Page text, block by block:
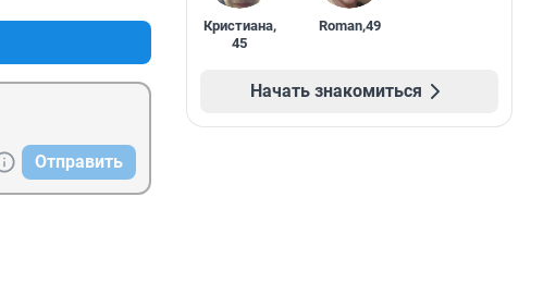
Отправить
Кристиана,
45
Roman,49
Начать знакомиться